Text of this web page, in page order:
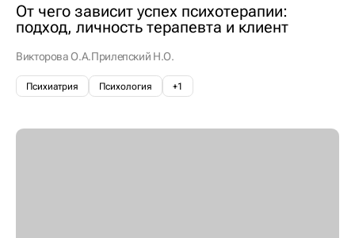
От чего зависит успех психотерапии:
подход, личность терапевта и клиент
Викторова О.А.Прилепский Н.О.
Психиатрия Психология +1